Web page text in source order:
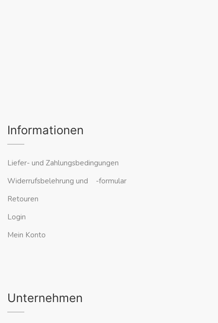
Informationen
Liefer- und Zahlungsbedingungen
Widerrufsbelehrung und -formular
Retouren
Login
Mein Konto
Unternehmen